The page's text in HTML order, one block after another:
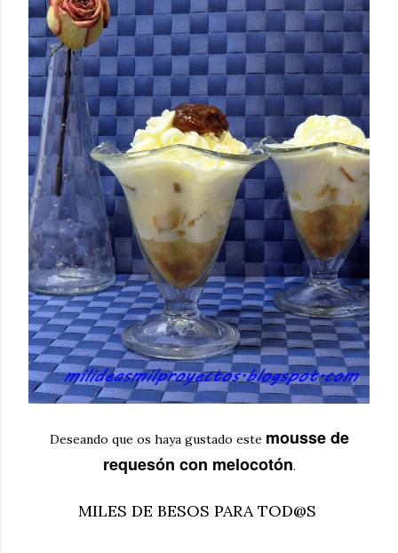
Deseando que os haya gustado este mousse de
requesón con melocotón.
MILES DE BESOS PARA TOD@S